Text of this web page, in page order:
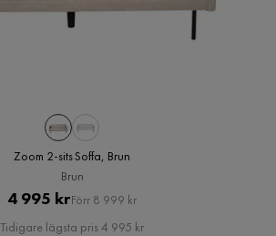
Zoom 2-sits Soffa, Brun
Brun
Pris
4 995 krOriginal
Pris
Förr 8 999 kr
Tidigare lägsta pris 4 995 kr